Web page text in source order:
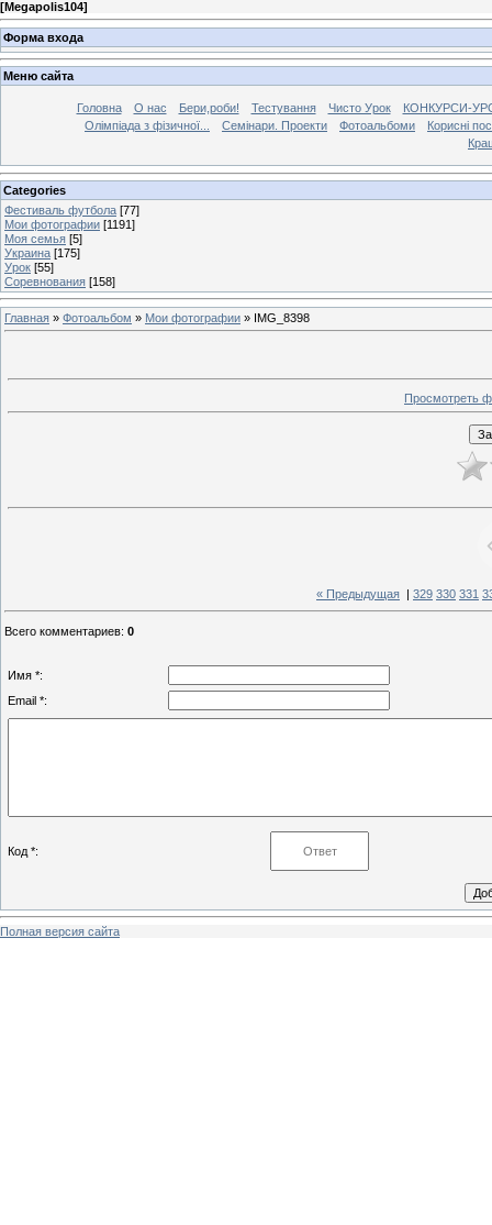
[Megapolis104]
Форма входа
Меню сайта
Головна О нас Бери,роби! Тестування Чисто Урок
КОНКУРСИ-
Олімпіада з фізичної...
Семінари. Проекти Фотоальбоми
Корисні
Categories
Фестиваль футбола [77]
Мои фотографии [1191]
Моя семья [5]
Украина [175]
Урок [55]
Соревнования [158]
Главная » Фотоальбом » Мои фотографии » IMG_8398
Просмотреть
« Предыдущая 329 330 331
Всего комментариев: 0
Имя *:
Email *:
Код *:
Полная версия сайта